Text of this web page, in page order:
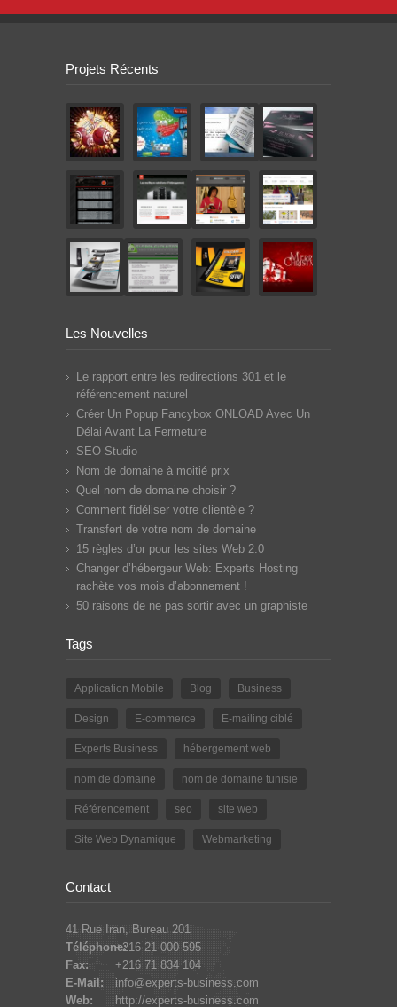
Projets Récents
Les Nouvelles
Le rapport entre les redirections 301 et le
référencement naturel
Créer Un Popup Fancybox ONLOAD Avec Un
Délai Avant La Fermeture
SEO Studio
Nom de domaine à moitié prix
Quel nom de domaine choisir ?
Comment fidéliser votre clientèle ?
Transfert de votre nom de domaine
15 règles d’or pour les sites Web 2.0
Changer d’hébergeur Web: Experts Hosting
rachète vos mois d’abonnement !
50 raisons de ne pas sortir avec un graphiste
Tags
Application Mobile Blog Business
Design E-commerce E-mailing ciblé
Experts Business hébergement web
nom de domaine nom de domaine tunisie
Référencement seo site web
Site Web Dynamique Webmarketing
Contact
41 Rue Iran, Bureau 201
Téléphone:+216 21 000 595
Fax:
+216 71 834 104
E-Mail:
info@experts-business.com
Web:
http://experts-business.com